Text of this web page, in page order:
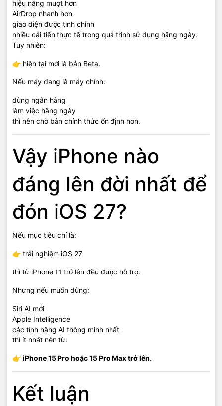
hiệu năng mượt hơn
AirDrop nhanh hơn
giao diện được tinh chỉnh
nhiều cải tiến thực tế trong quá trình sử dụng hằng ngày.
Tuy nhiên:
👉 hiện tại mới là bản Beta.
Nếu máy đang là máy chính:
dùng ngân hàng
làm việc hằng ngày
thì nên chờ bản chính thức ổn định hơn.
Vậy iPhone nào
đáng lên đời nhất để
đón iOS 27?
Nếu mục tiêu chỉ là:
👉 trải nghiệm iOS 27
thì từ iPhone 11 trở lên đều được hỗ trợ.
Nhưng nếu muốn dùng:
Siri AI mới
Apple Intelligence
các tính năng AI thông minh nhất
thì ít nhất nên từ:
👉 iPhone 15 Pro hoặc 15 Pro Max trở lên.
Kết luận